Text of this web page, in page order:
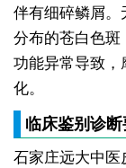
伴有细碎鳞屑。
分布的苍白色斑
功能异常导致，
化。
临床鉴别诊断
石家庄远大中医